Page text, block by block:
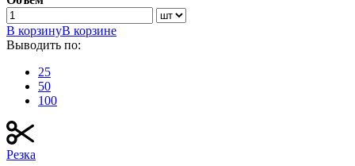
В корзинуВ корзине
Выводить по:
25
50
100
Резка